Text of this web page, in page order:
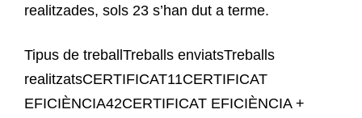
realitzades, sols 23 s’han dut a terme.
Tipus de treballTreballs enviatsTreballs
realitzatsCERTIFICAT11CERTIFICAT
EFICIÈNCIA42CERTIFICAT EFICIÈNCIA +